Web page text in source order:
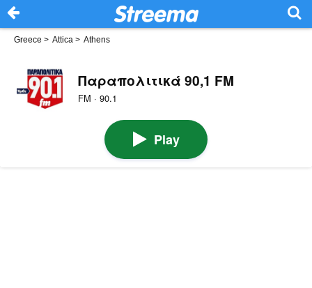
Greece > Attica > Athens
Παραπολιτικά 90,1 FM
FM · 90.1
Play